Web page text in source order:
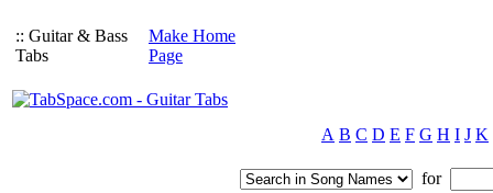
:: Guitar & Bass
Tabs
Make Home
Page
A B C D E F G H I J K
for